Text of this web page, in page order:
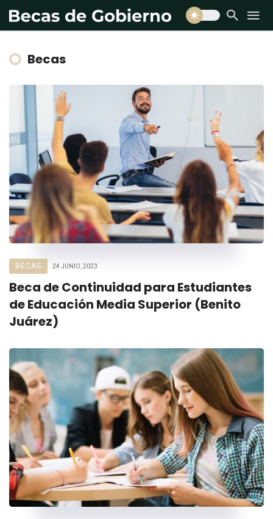
Becas
BECAS 24 JUNIO, 2023
Beca de Continuidad para Estudiantes
de Educación Media Superior (Benito
Juárez)